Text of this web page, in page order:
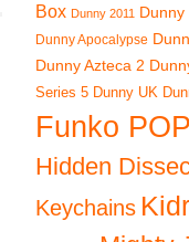
Box Dunny 2011 Dunny
Dunny Apocalypse
Dunny Azteca 2
Series 5 Dunny UK
Funko
Hidden
Keychains